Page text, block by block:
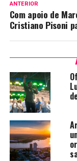
ANTERIOR
Com apoio de
Cristiano Pisoni